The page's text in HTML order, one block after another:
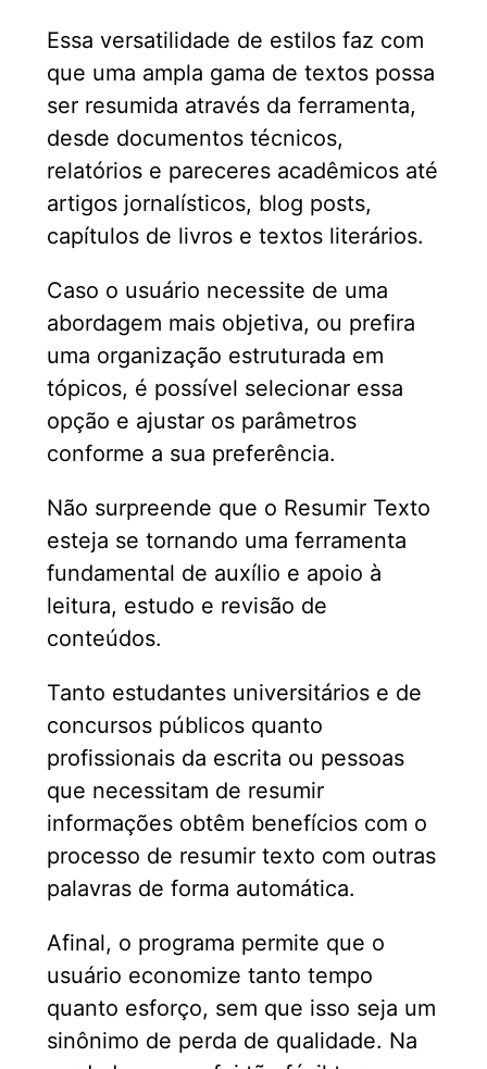
Essa versatilidade de estilos faz com
que uma ampla gama de textos possa
ser resumida através da ferramenta,
desde documentos técnicos,
relatórios e pareceres acadêmicos até
artigos jornalísticos, blog posts,
capítulos de livros e textos literários.
Caso o usuário necessite de uma
abordagem mais objetiva, ou prefira
uma organização estruturada em
tópicos, é possível selecionar essa
opção e ajustar os parâmetros
conforme a sua preferência.
Não surpreende que o Resumir Texto
esteja se tornando uma ferramenta
fundamental de auxílio e apoio à
leitura, estudo e revisão de
conteúdos.
Tanto estudantes universitários e de
concursos públicos quanto
profissionais da escrita ou pessoas
que necessitam de resumir
informações obtêm benefícios com o
processo de resumir texto com outras
palavras de forma automática.
Afinal, o programa permite que o
usuário economize tanto tempo
quanto esforço, sem que isso seja um
sinônimo de perda de qualidade. Na